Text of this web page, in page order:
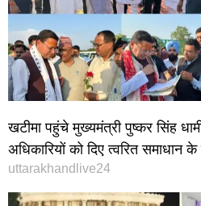
खटीमा पहुंचे मुख्यमंत्री पुष्कर सिंह
अधिकारियों को दिए त्वरित समाधान के
uttarakhandlive24